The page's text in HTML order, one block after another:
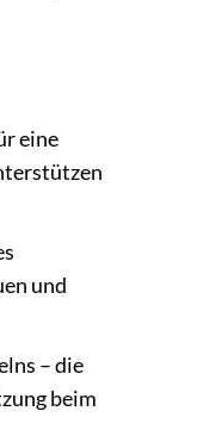
eine
und
– die
beim